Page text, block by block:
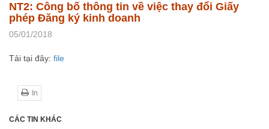
NT2: Công bố thông tin về việc thay đổi Giấy
phép Đăng ký kinh doanh
05/01/2018
Tải tại đây: file
In
CÁC TIN KHÁC